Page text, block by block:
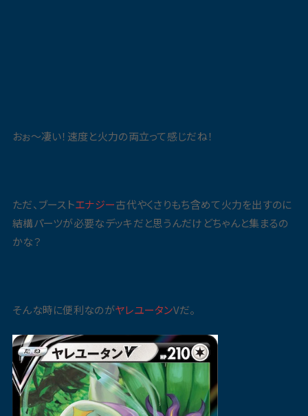
おぉ〜凄い！速度と火力の両立って感じだね！
ただ、ブーストエナジー古代やくさりもち含めて火力を出すのに
結構パーツが必要なデッキだと思うんだけどちゃんと集まるの
かな？
そんな時に便利なのがヤレユータンVだ。